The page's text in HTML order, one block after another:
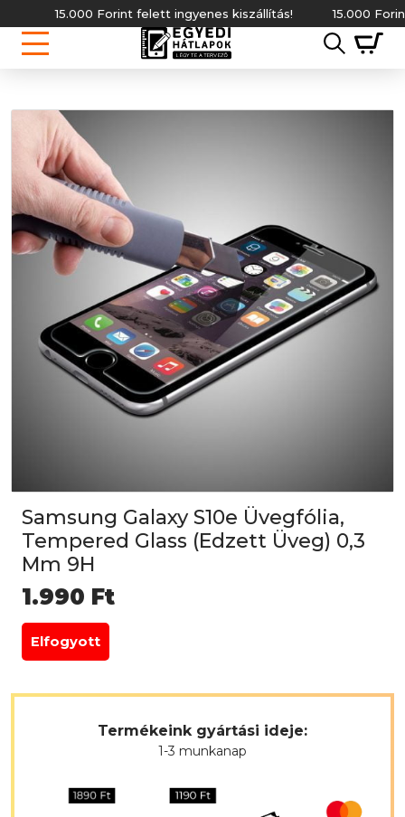
15.000 Forint felett ingyenes kiszállítás! 15.000 Forint
Samsung Galaxy S10e Üvegfólia,
Tempered Glass (Edzett Üveg) 0,3
Mm 9H
1.990 Ft
Elfogyott
Termékeink gyártási ideje:
1-3 munkanap